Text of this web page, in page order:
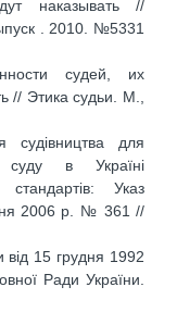
наказывать //
. 2010. №5331
судей, их
// Этика судьи. М.,
судівництва для
суду в Україні
Указ
2006 р. № 361 //
від 15 грудня 1992
Ради України.